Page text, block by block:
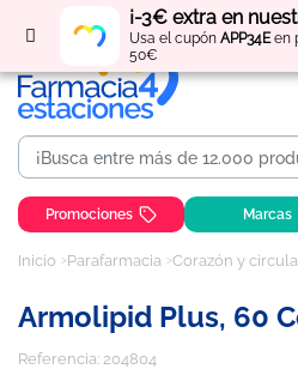
¡-3€ extra en
Usa el cupón APP34Een
50€
Regístratey obtén
Promociones Marcas
Inicio Parafarmacia Corazón y
Armolipid Plus, 60
Referencia: 204804